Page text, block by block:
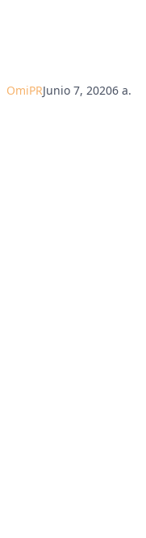
OmiPRJunio 7, 20206 a.